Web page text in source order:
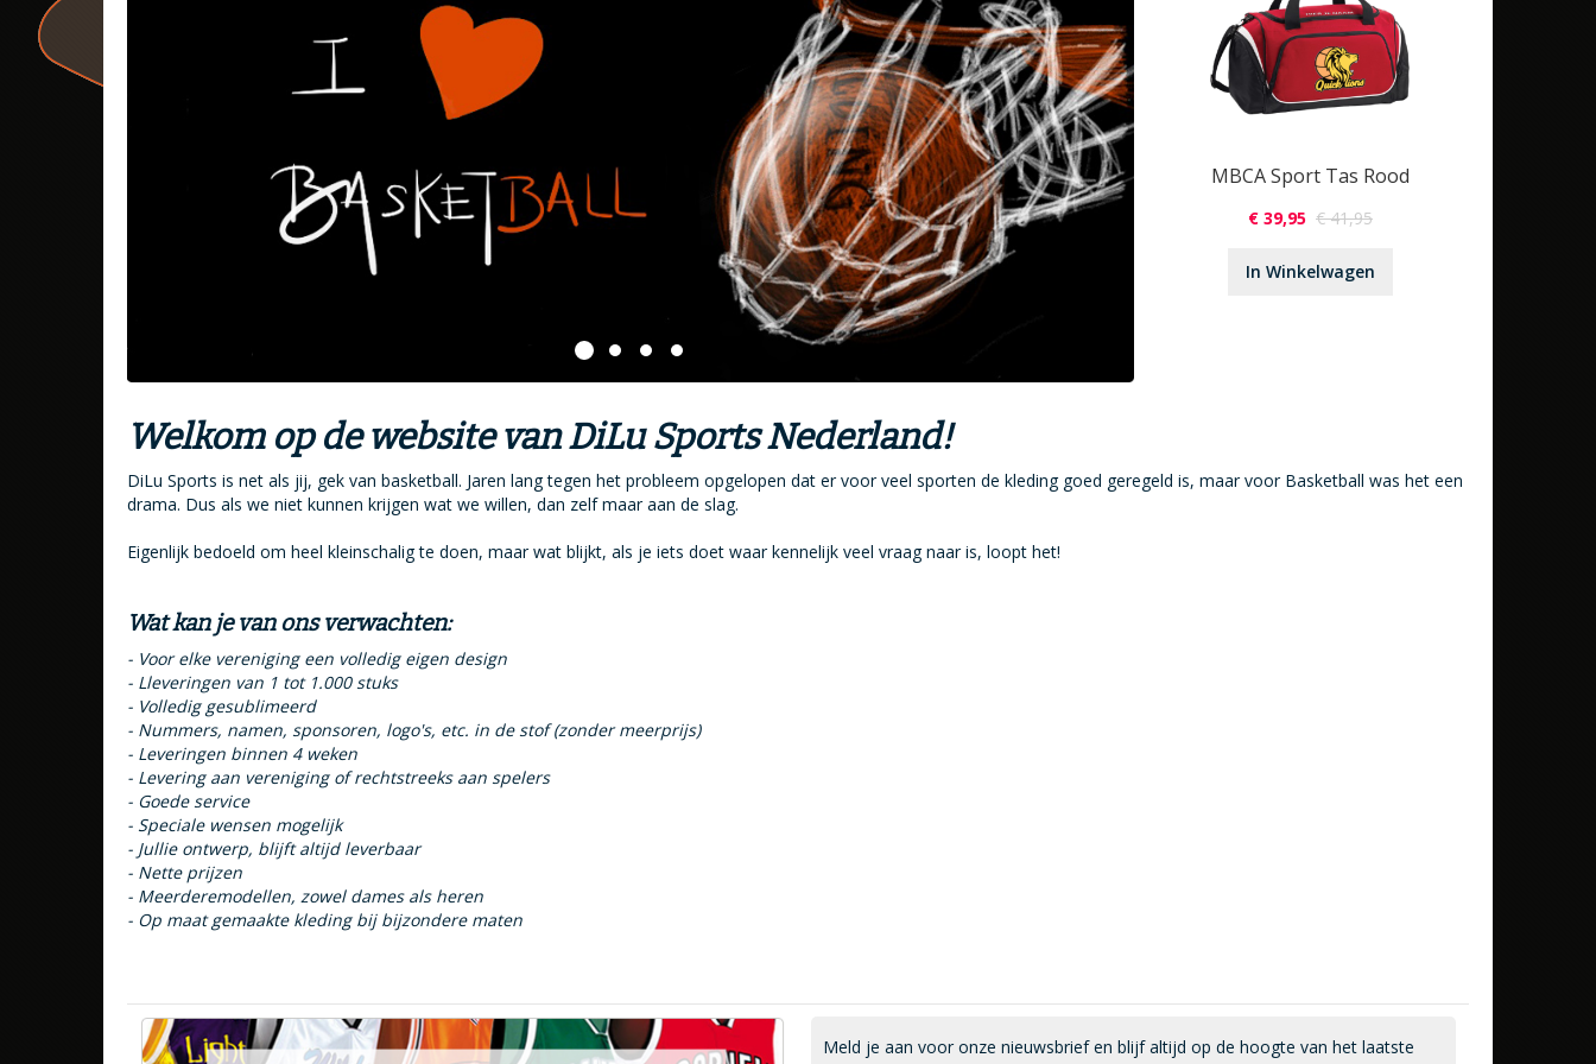
MBCA Sport Tas Rood
€ 39,95 € 41,95
In Winkelwagen
Welkom op de website van DiLu Sports Nederland!
DiLu Sports is net als jij, gek van basketball. Jaren lang tegen het probleem opgelopen dat er voor veel sporten de kleding goed geregeld is, maar voor Basketball was het een
drama. Dus als we niet kunnen krijgen wat we willen, dan zelf maar aan de slag.
Eigenlijk bedoeld om heel kleinschalig te doen, maar wat blijkt, als je iets doet waar kennelijk veel vraag naar is, loopt het!
Wat kan je van ons verwachten:
- Voor elke vereniging een volledig eigen design
- Lleveringen van 1 tot 1.000 stuks
- Volledig gesublimeerd
- Nummers, namen, sponsoren, logo's, etc. in de stof (zonder meerprijs)
- Leveringen binnen 4 weken
- Levering aan vereniging of rechtstreeks aan spelers
- Goede service
- Speciale wensen mogelijk
- Jullie ontwerp, blijft altijd leverbaar
- Nette prijzen
- Meerderemodellen, zowel dames als heren
- Op maat gemaakte kleding bij bijzondere maten
Meld je aan voor onze nieuwsbrief en blijf altijd op de hoogte van het laatste